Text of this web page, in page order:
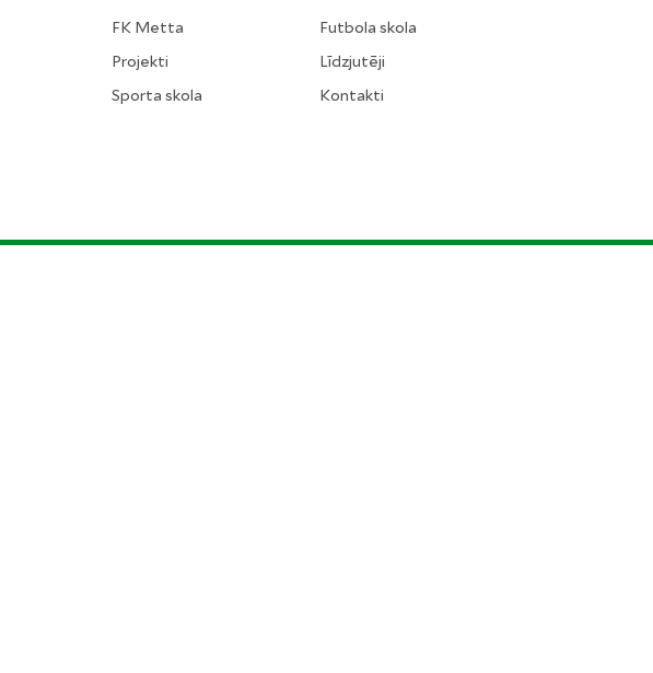
FK Metta
Projekti
Sporta skola
Futbola skola
Līdzjutēji
Kontakti